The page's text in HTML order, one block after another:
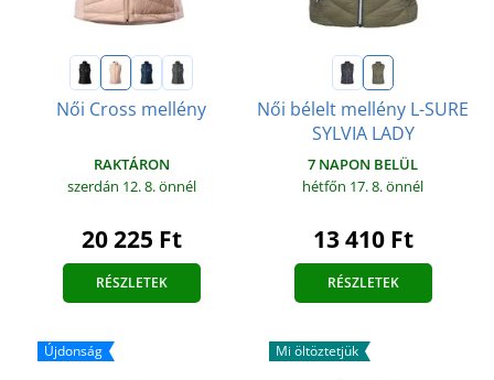
Női Cross mellény
RAKTÁRON
szerdán 12. 8.önnél
20 225 Ft
RÉSZLETEK
Női bélelt mellény L-SURE
SYLVIA LADY
7 NAPON BELÜL
hétfőn 17. 8.önnél
13 410 Ft
RÉSZLETEK
Újdonság Mi öltöztetjük